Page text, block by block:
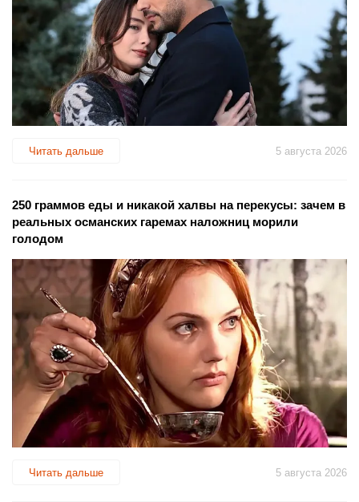
Читать дальше 5 августа 2026
250 граммов еды и никакой халвы на перекусы: зачем в
реальных османских гаремах наложниц морили
голодом
Читать дальше 5 августа 2026